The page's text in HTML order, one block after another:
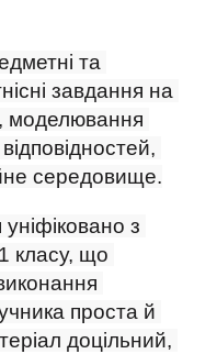
та
завдання на
моделювання
середовище.
з
класу, що
проста й
доцільний,